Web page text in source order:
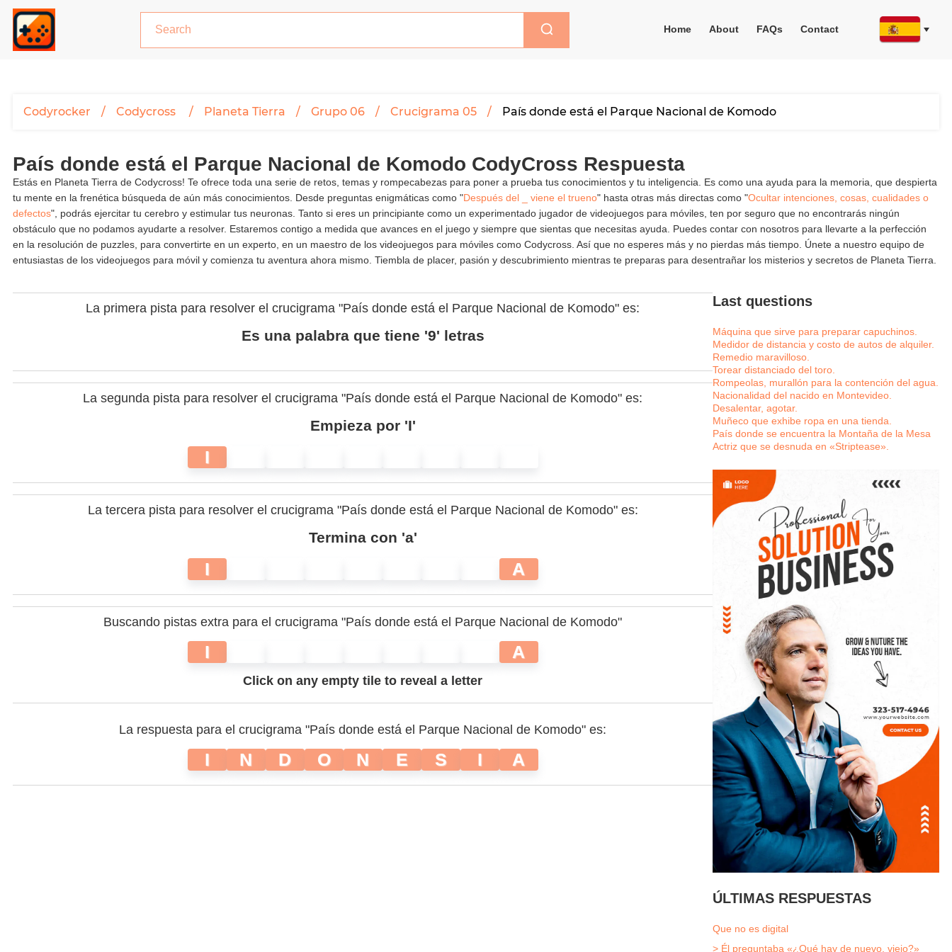
Home About FAQs Contact
Codyrocker Codycross Planeta Tierra Grupo 06 Crucigrama 05 País donde está el Parque Nacional de Komodo
País donde está el Parque Nacional de Komodo CodyCross Respuesta
Estás en Planeta Tierra de Codycross! Te ofrece toda una serie de retos, temas y rompecabezas para poner a prueba tus conocimientos y tu inteligencia. Es como una ayuda para la memoria, que despierta
tu mente en la frenética búsqueda de aún más conocimientos. Desde preguntas enigmáticas como "Después del _ viene el trueno" hasta otras más directas como "Ocultar intenciones, cosas, cualidades o
defectos", podrás ejercitar tu cerebro y estimular tus neuronas. Tanto si eres un principiante como un experimentado jugador de videojuegos para móviles, ten por seguro que no encontrarás ningún
obstáculo que no podamos ayudarte a resolver. Estaremos contigo a medida que avances en el juego y siempre que sientas que necesitas ayuda. Puedes contar con nosotros para llevarte a la perfección
en la resolución de puzzles, para convertirte en un experto, en un maestro de los videojuegos para móviles como Codycross. Así que no esperes más y no pierdas más tiempo. Únete a nuestro equipo de
entusiastas de los videojuegos para móvil y comienza tu aventura ahora mismo. Tiembla de placer, pasión y descubrimiento mientras te preparas para desentrañar los misterios y secretos de Planeta Tierra.
La primera pista para resolver el crucigrama "País donde está el Parque Nacional de Komodo" es:
Es una palabra que tiene '9' letras
La segunda pista para resolver el crucigrama "País donde está el Parque Nacional de Komodo" es:
Empieza por 'I'
I
La tercera pista para resolver el crucigrama "País donde está el Parque Nacional de Komodo" es:
Termina con 'a'
I A
Buscando pistas extra para el crucigrama "País donde está el Parque Nacional de Komodo"
I A
Click on any empty tile to reveal a letter
La respuesta para el crucigrama "País donde está el Parque Nacional de Komodo" es:
I N D O N E S I A
Last questions
Máquina que sirve para preparar capuchinos.
Medidor de distancia y costo de autos de alquiler.
Remedio maravilloso.
Torear distanciado del toro.
Rompeolas, murallón para la contención del agua.
Nacionalidad del nacido en Montevideo.
Desalentar, agotar.
Muñeco que exhibe ropa en una tienda.
País donde se encuentra la Montaña de la Mesa
Actriz que se desnuda en «Striptease».
ÚLTIMAS RESPUESTAS
Que no es digital
> Él preguntaba «¿Qué hay de nuevo, viejo?»